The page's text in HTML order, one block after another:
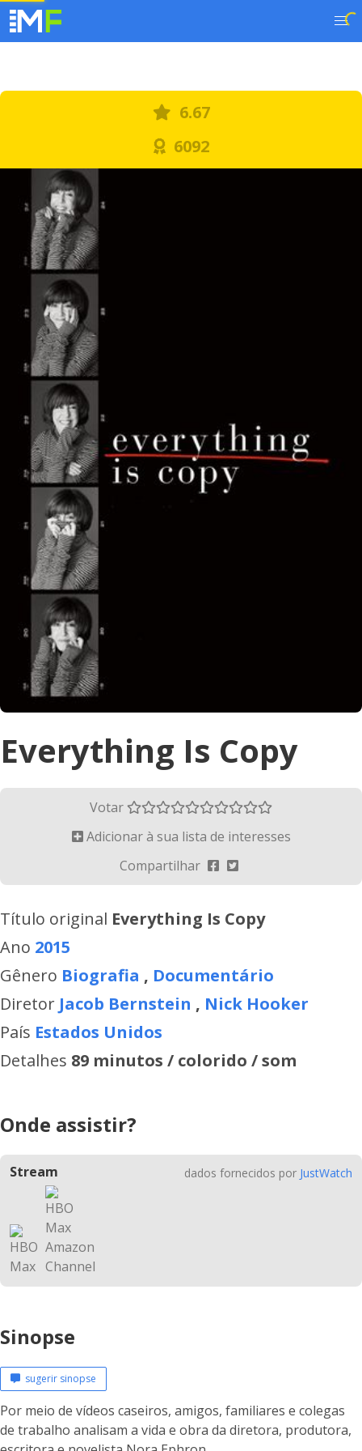
6.67
6092
Everything Is Copy
Votar
Adicionar à sua lista de interesses
Compartilhar
Título original Everything Is Copy
Ano 2015
Gênero Biografia , Documentário
Diretor Jacob Bernstein , Nick Hooker
País Estados Unidos
Detalhes 89 minutos / colorido / som
Onde assistir?
Stream dados fornecidos por JustWatch
Sinopse
sugerir sinopse
Por meio de vídeos caseiros, amigos, familiares e colegas
de trabalho analisam a vida e obra da diretora, produtora,